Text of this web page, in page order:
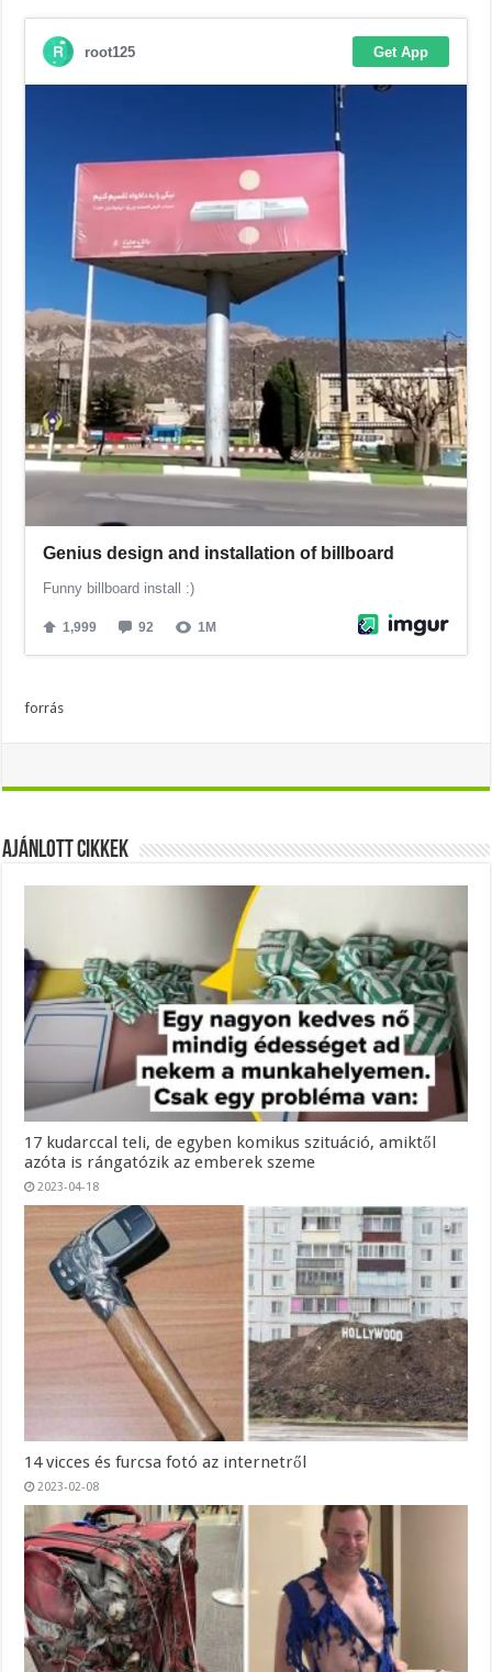
forrás
Ajánlott Cikkek
17 kudarccal teli, de egyben komikus szituáció, amiktől
azóta is rángatózik az emberek szeme
2023-04-18
14 vicces és furcsa fotó az internetről
2023-02-08